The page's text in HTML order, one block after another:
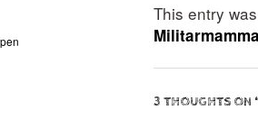
This entry
3 THOUGHTS ON